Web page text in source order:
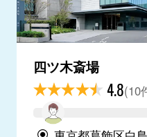
四ツ木斎場
4.8(10